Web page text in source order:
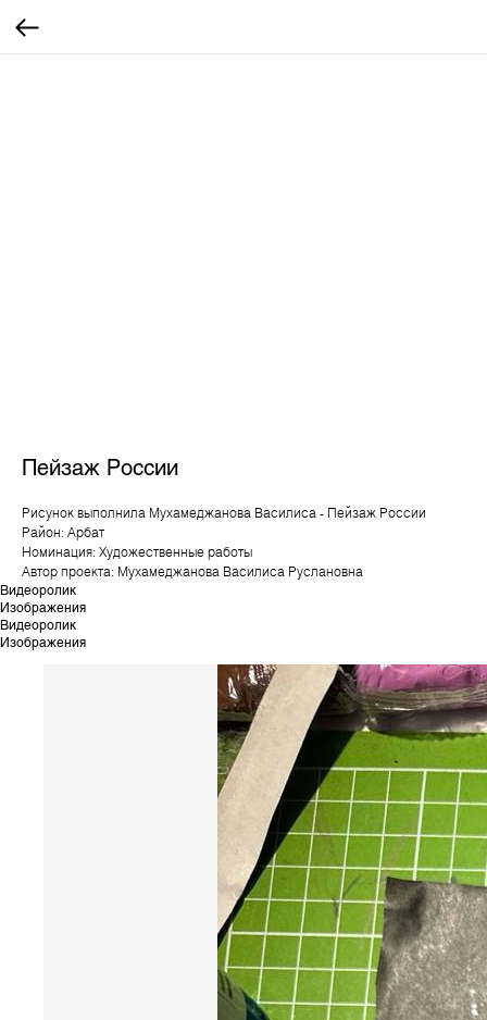
Пейзаж России
Рисунок выполнила Мухамеджанова Василиса - Пейзаж России
Район: Арбат
Номинация: Художественные работы
Автор проекта: Мухамеджанова Василиса Руслановна
Видеоролик
Изображения
Видеоролик
Изображения